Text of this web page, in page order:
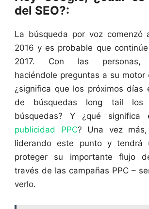
del SEO?:
La búsqueda por voz comenzó
2016 y es probable que
2017. Con las personas,
haciéndole preguntas a su motor
¿significa que los próximos días
de búsquedas long tail los
búsquedas? Y ¿qué significa
publicidad PPC? Una vez
liderando este punto y tendrá
proteger su importante flujo
través de las campañas PPC –
verlo.